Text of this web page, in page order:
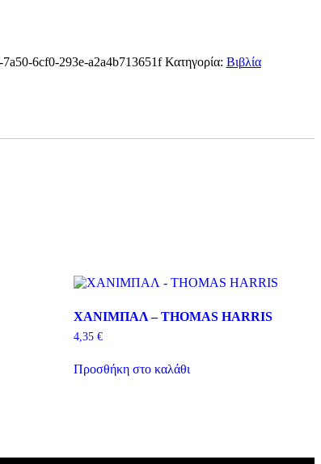
6cf0-293e-a2a4b713651f Κατηγορία: Βιβλία
ΧΑΝΙΜΠΑΛ – THOMAS HARRIS
4,35 €
Προσθήκη στο καλάθι